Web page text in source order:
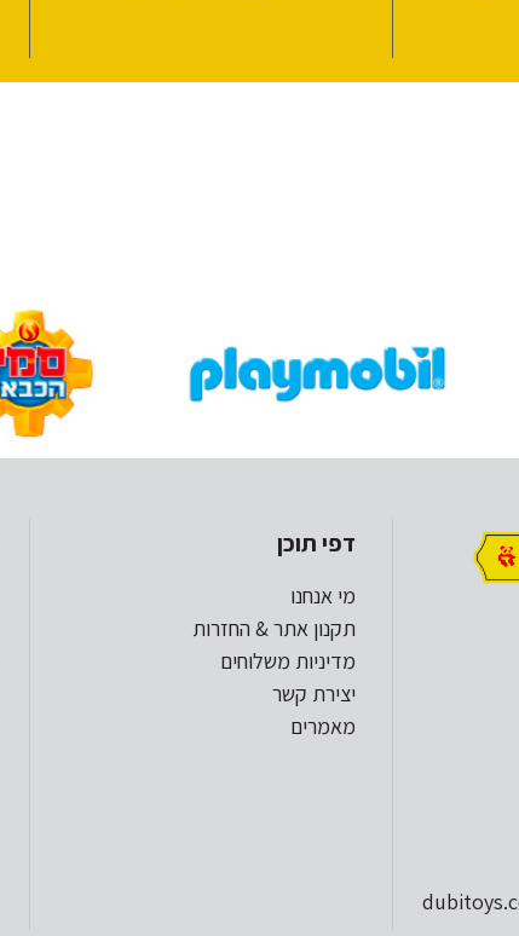
דפי תוכן
מי אנחנו
תקנון אתר & החזרות
מדיניות משלוחים
יצירת קשר
מאמרים